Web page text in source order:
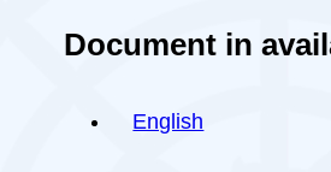
Document in
English